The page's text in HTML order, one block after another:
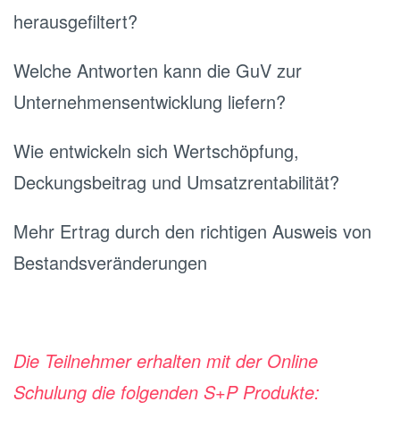
herausgefiltert?
Welche Antworten kann die GuV zur
Unternehmensentwicklung liefern?
Wie entwickeln sich Wertschöpfung,
Deckungsbeitrag und Umsatzrentabilität?
Mehr Ertrag durch den richtigen Ausweis von
Bestandsveränderungen
Die Teilnehmer erhalten mit der Online
Schulung die folgenden S+P Produkte: